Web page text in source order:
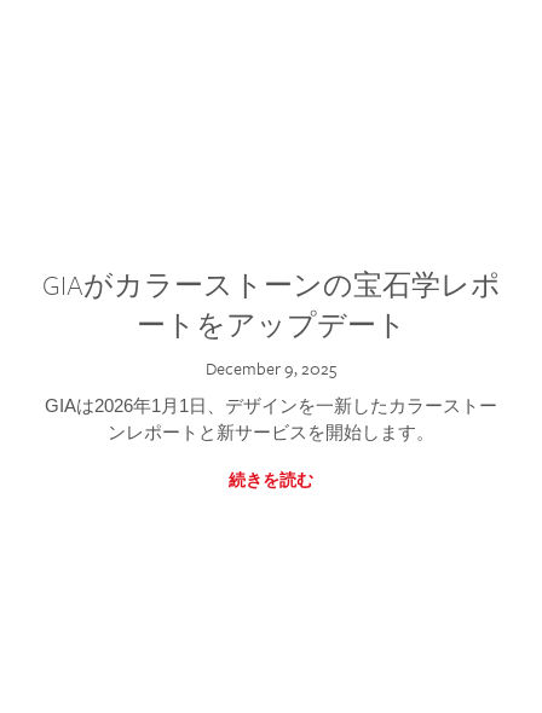
GIAがカラーストーンの宝石学レポ
ートをアップデート
December 9, 2025
GIAは2026年1月1日、デザインを一新したカラーストー
ンレポートと新サービスを開始します。
続きを読む